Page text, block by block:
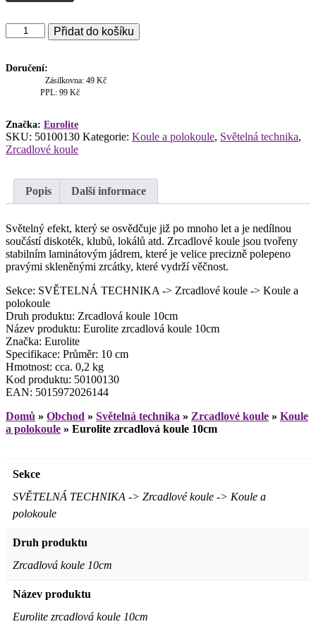
Eurolite
zrcadlová
10cm
Přidat do košíku
Doručení:
Zásilkovna: 49 Kč
PPL: 99 Kč
Značka: Eurolite
SKU: 50100130 Kategorie: Koule a polokoule, Světelná technika,
Zrcadlové koule
Popis Další informace
Světelný efekt, který se osvědčuje již po mnoho let a je nedílnou
součástí diskoték, klubů, lokálů atd. Zrcadlové koule jsou tvořeny
stabilním laminátovým jádrem, které je velice precizně polepeno
pravými skleněnými zrcátky, které vydrží věčnost.
Sekce: SVĚTELNÁ TECHNIKA -> Zrcadlové koule -> Koule a
polokoule
Druh produktu: Zrcadlová koule 10cm
Název produktu: Eurolite zrcadlová koule 10cm
Značka: Eurolite
Specifikace: Průměr: 10 cm
Hmotnost: cca. 0,2 kg
Kod produktu: 50100130
EAN: 5015972026144
Domů » Obchod » Světelná technika » Zrcadlové koule » Koule
a polokoule » Eurolite zrcadlová koule 10cm
Sekce
SVĚTELNÁ TECHNIKA -> Zrcadlové koule -> Koule a
polokoule
Druh produktu
Zrcadlová koule 10cm
Název produktu
Eurolite zrcadlová koule 10cm